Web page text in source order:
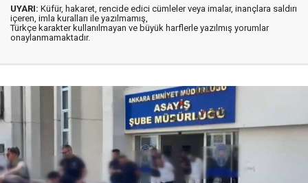
UYARI: Küfür, hakaret, rencide edici cümleler veya imalar, inançlara saldırı
içeren, imla kuralları ile yazılmamış,
Türkçe karakter kullanılmayan ve büyük harflerle yazılmış yorumlar
onaylanmamaktadır.